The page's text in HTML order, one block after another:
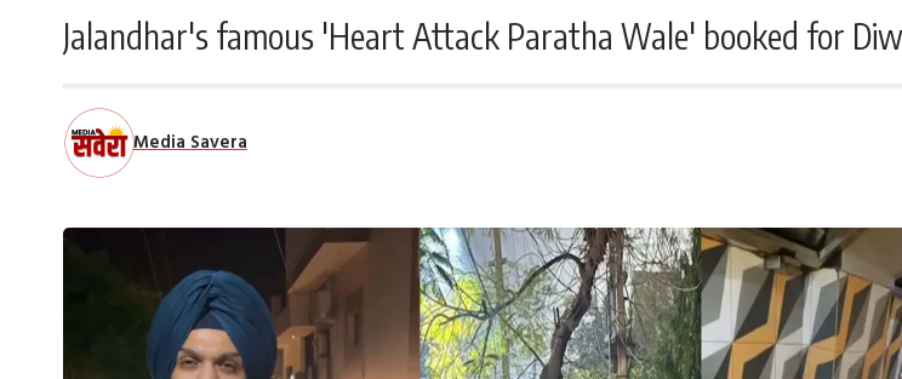
Jalandhar's famous 'Heart Attack Paratha Wale' booked for
Media Savera